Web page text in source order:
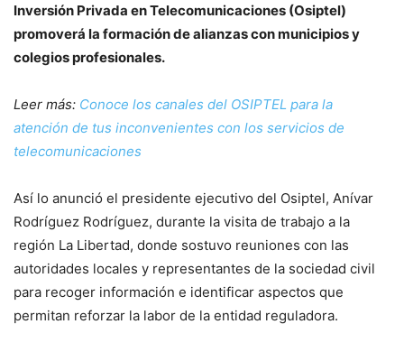
Inversión Privada en Telecomunicaciones (Osiptel)
promoverá la formación de alianzas con municipios y
colegios profesionales.
Leer más: Conoce los canales del OSIPTEL para la
atención de tus inconvenientes con los servicios de
telecomunicaciones
Así lo anunció el presidente ejecutivo del Osiptel, Anívar
Rodríguez Rodríguez, durante la visita de trabajo a la
región La Libertad, donde sostuvo reuniones con las
autoridades locales y representantes de la sociedad civil
para recoger información e identificar aspectos que
permitan reforzar la labor de la entidad reguladora.